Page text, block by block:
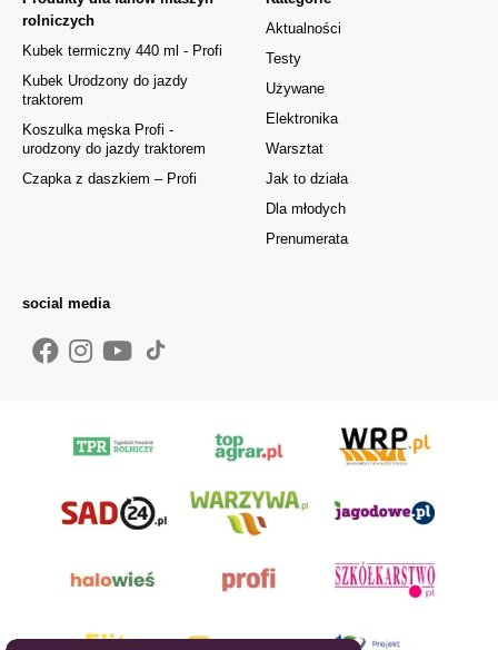
Aktualności
Testy
Używane
Elektronika
Warsztat
Jak to działa
Dla młodych
Prenumerata
rolniczych
Kubek termiczny 440 ml - Profi
Kubek Urodzony do jazdy
traktorem
Koszulka męska Profi -
urodzony do jazdy traktorem
Czapka z daszkiem – Profi
social media